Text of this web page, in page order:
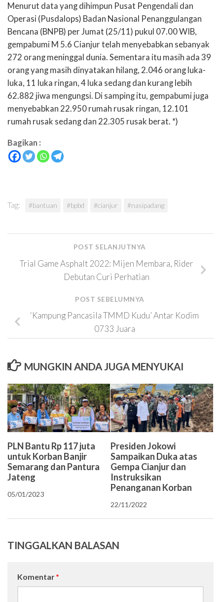
Menurut data yang dihimpun Pusat Pengendali dan
Operasi (Pusdalops) Badan Nasional Penanggulangan
Bencana (BNPB) per Jumat (25/11) pukul 07.00 WIB,
gempabumi M 5.6 Cianjur telah menyebabkan sebanyak
272 orang meninggal dunia. Sementara itu masih ada 39
orang yang masih dinyatakan hilang, 2.046 orang luka-
luka, 11 luka ringan, 4 luka sedang dan kurang lebih
62.882 jiwa mengungsi. Di samping itu, gempabumi juga
menyebabkan 22.950 rumah rusak ringan, 12.101
rumah rusak sedang dan 22.305 rusak berat. *)
Bagikan :
Tag: #bantuan #bpbd #cianjur #nasipadang
POST SELANJUTNYA
Trial Game Asphalt 2022: Mijen Membara, Rider
Debutan Curi Perhatian
POST SEBELUMNYA
‘Kampung Pancasila TMMD Kudu’ Antar Kodim
0733 Juara
MUNGKIN ANDA JUGA MENYUKAI
PLN Bantu Rp 117 juta
untuk Korban Banjir
Semarang dan Pantura
Jateng
05/01/2023
Presiden Jokowi
Sampaikan Duka atas
Gempa Cianjur dan
Instruksikan
Penanganan Korban
22/11/2022
TINGGALKAN BALASAN
Komentar *